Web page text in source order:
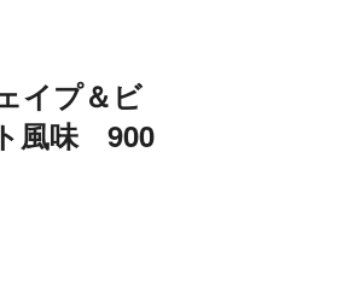
イプ＆ビ
風味 900